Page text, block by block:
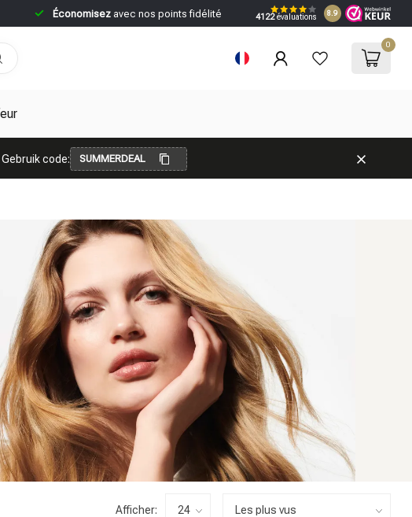
Économisezavec nos points fidélité 4122évaluations 8.9
0
Gebruik code: SUMMERDEAL
Afficher: